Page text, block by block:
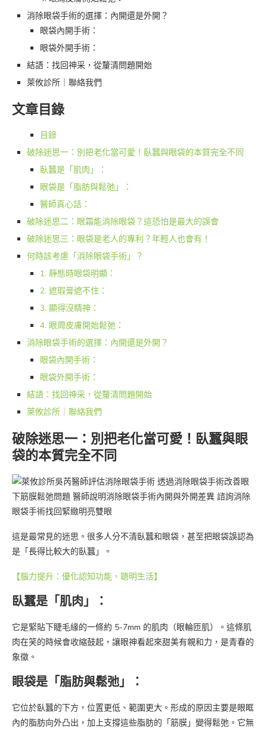
消除眼袋手術的選擇：內開還是外開？
眼袋內開手術：
眼袋外開手術：
結語：找回神采，從釐清問題開始
萊攸診所｜聯絡我們
文章目錄
目錄
破除迷思一：別把老化當可愛！臥蠶與眼袋的本質完全不同
臥蠶是「肌肉」：
眼袋是「脂肪與鬆弛」：
醫師真心話：
破除迷思二：眼霜能消除眼袋？這恐怕是最大的誤會
破除迷思三：眼袋是老人的專利？年輕人也會有！
何時該考慮「消除眼袋手術」？
1. 靜態時眼袋明顯：
2. 遮瑕膏遮不住：
3. 顯得沒精神：
4. 眼周皮膚開始鬆弛：
消除眼袋手術的選擇：內開還是外開？
眼袋內開手術：
眼袋外開手術：
結語：找回神采，從釐清問題開始
萊攸診所｜聯絡我們
破除迷思一：別把老化當可愛！臥蠶與眼
袋的本質完全不同
這是最常見的迷思。很多人分不清臥蠶和眼袋，甚至把眼袋誤認為
是「長得比較大的臥蠶」。
【腦力提升：優化認知功能，聰明生活】
臥蠶是「肌肉」：
它是緊貼下睫毛緣的一條約 5-7mm 的肌肉（眼輪匝肌）。這條肌
肉在笑的時候會收縮鼓起，讓眼神看起來甜美有親和力，是青春的
象徵。
眼袋是「脂肪與鬆弛」：
它位於臥蠶的下方，位置更低、範圍更大。形成的原因主要是眼眶
內的脂肪向外凸出，加上支撐這些脂肪的「筋膜」變得鬆弛。它無